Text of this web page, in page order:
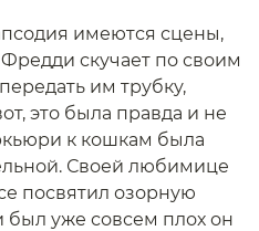
имеются сцены,
скучает по своим
им трубку,
это была правда и не
к кошкам была
Своей любимице
посвятил озорную
уже совсем плох он